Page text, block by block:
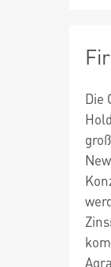
Die